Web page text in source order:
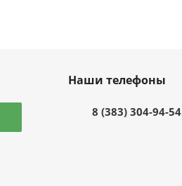
Наши телефоны
8 (383) 304-94-54